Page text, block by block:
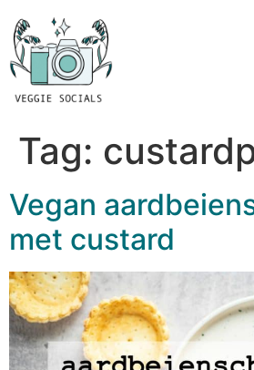
Tag:
Vegan
met custard